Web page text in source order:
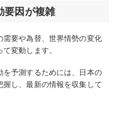
要因が複雑
需要や為替、世界情勢の変化
変動します。
を予測するためには、日本の
し、最新の情報を収集して